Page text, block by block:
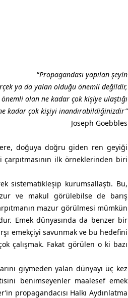
“Propagandası yapılan şeyin
ya da yalan olduğu önemli değildir,
önemli olan ne kadar çok kişiye ulaştığı
kadar çok kişiyi inandırabildiğinizdir”
Joseph Goebbles
doğuya doğru giden ren geyiği
ilk örneklerinden biri
sistematikleşip kurumsallaştı. Bu,
ve makul görülebilse de barış
mazur görülmesi mümkün
Emek dünyasında da benzer bir
emekçiyi savunmak ve bu hedefini
çalışmak. Fakat görülen o ki bazı
giymeden yalan dünyayı üç kez
benimseyenler maalesef emek
propagandacısı Halkı Aydınlatma